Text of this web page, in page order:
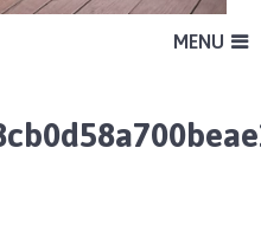
MENU